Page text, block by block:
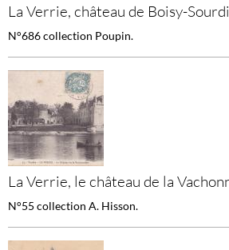
La Verrie, château de Boisy-
N°686 collection Poupin.
La Verrie, le château de la
N°55 collection A. Hisson.